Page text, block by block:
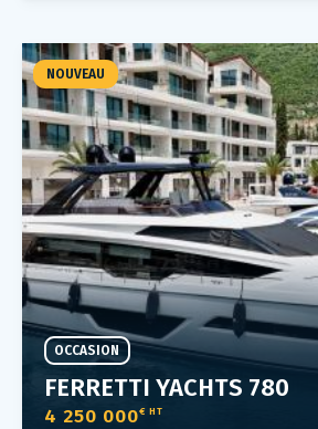
FERRETTI YACHTS 780
4 250 000€ HT
OCCASION
NOUVEAU